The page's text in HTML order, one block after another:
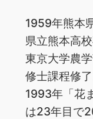
1959年熊本
県立熊本高
東京大学農
修士課程修了
1993年「花
は23年目で